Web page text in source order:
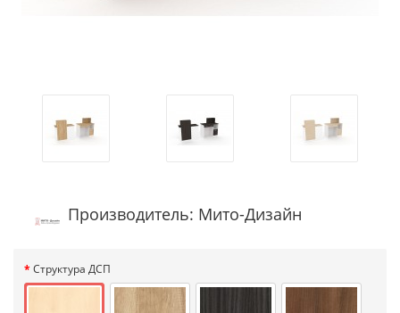
Производитель: Мито-Дизайн
Структура ДСП